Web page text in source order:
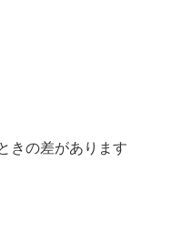
きの差があります